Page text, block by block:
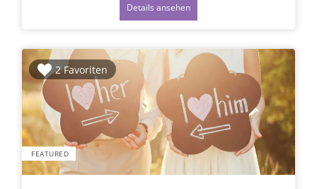
Details ansehen
2 Favoriten
FEATURED